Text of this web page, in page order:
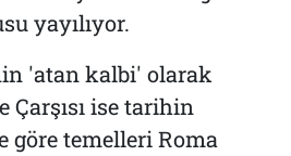
yayılıyor.
'atan kalbi' olarak
ise tarihin
göre temelleri Roma